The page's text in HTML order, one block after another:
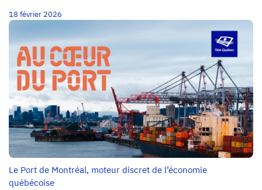
18 février 2026
Le Port de Montréal, moteur discret de l’économie
québécoise